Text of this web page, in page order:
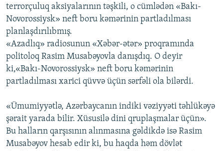
terrorçuluq aksiyalarının təşkili, o cümlədən «Bakı-
Novorossiysk» neft boru kəmərinin partladılması
planlaşdırılıbmış.
«Azadlıq» radiosunun «Xəbər-ətər» proqramında
politoloq Rasim Musabəyovla danışdıq. O deyir
ki,«Bakı-Novorossiysk» neft boru kəmərinin
partladılması xarici qüvvə üçün sərfəli ola bilərdi.
«Ümumiyyətlə, Azərbaycanın indiki vəziyyəti təhlükəyə
şərait yarada bilir. Xüsusilə dini qruplaşmalar üçün».
Bu halların qarşısının alınmasına gəldikdə isə Rasim
Musabəyov hesab edir ki, bu haqda həm dövlət